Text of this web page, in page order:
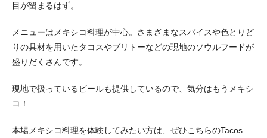
目が留まるはず。
メニューはメキシコ料理が中心。さまざまなスパイスや色とりど
りの具材を用いたタコスやブリトーなどの現地のソウルフードが
盛りだくさんです。
現地で扱っているビールも提供しているので、気分はもうメキシ
コ！
本場メキシコ料理を体験してみたい方は、ぜひこちらのTacos